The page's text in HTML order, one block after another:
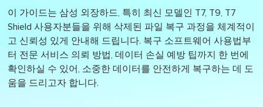
이 가이드는 삼성 외장하드, 특히 최신 모델인 T7, T9, T7
Shield 사용자분들을 위해 삭제된 파일 복구 과정을 체계적이
고 신뢰성 있게 안내해 드립니다. 복구 소프트웨어 사용법부
터 전문 서비스 의뢰 방법, 데이터 손실 예방 팁까지 한 번에
확인하실 수 있어, 소중한 데이터를 안전하게 복구하는 데 도
움을 드리고자 합니다.